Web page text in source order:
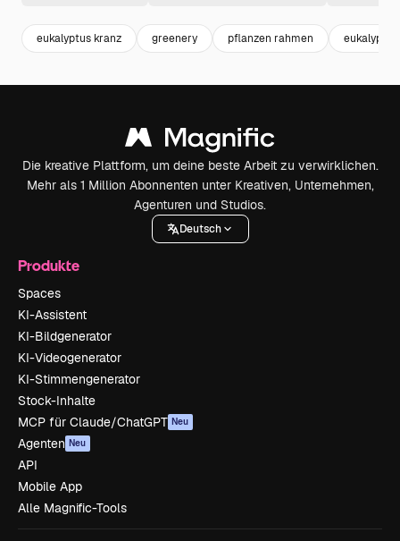
eukalyptus kranz greenery pflanzen rahmen
Die kreative Plattform, um deine beste Arbeit zu verwirklichen.
Mehr als 1 Million Abonnenten unter Kreativen, Unternehmen,
Agenturen und Studios.
Deutsch
Produkte
Spaces
KI-Assistent
KI-Bildgenerator
KI-Videogenerator
KI-Stimmengenerator
Stock-Inhalte
MCP für Claude/ChatGPT Neu
Agenten Neu
API
Mobile App
Alle Magnific-Tools